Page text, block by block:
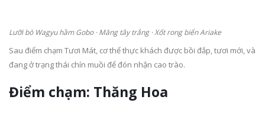
Lưỡi bò Wagyu hầm Gobo · Măng tây trắng · Xốt rong biển Ariake
Sau điểm chạm Tươi Mát, cơ thể thực khách được bồi đắp, tươi mới, và
đang ở trạng thái chín muồi để đón nhận cao trào.
Điểm chạm: Thăng Hoa